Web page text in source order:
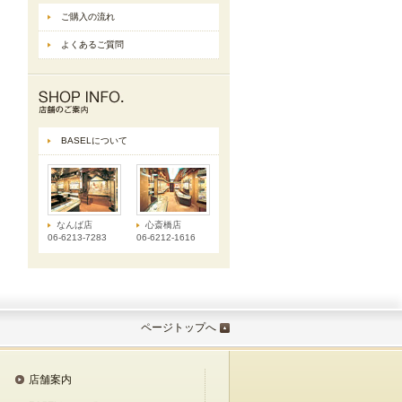
ご購入の流れ
よくあるご質問
BASELについて
なんば店
06-6213-7283
心斎橋店
06-6212-1616
ページトップへ
店舗案内